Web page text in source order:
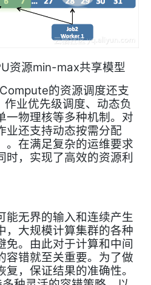
资源min-max共享模型
的资源调度还支
作业优先级调度、动态负
一物理核等多种机制。对
业还支持动态按需分配
。在满足复杂的运维要求
时，实现了高效的资源利
能无界的输入和连续产生
，大规模计算集群的各种
免。由此对于计算和中间
容错就至关重要。为了做
，保证结果的准确性。